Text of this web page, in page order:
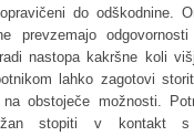
do odškodnine.
prevzemajo
nastopa kakršne koli
lahko zagotovi
na obstoječe možnosti.
stopiti v kontakt s